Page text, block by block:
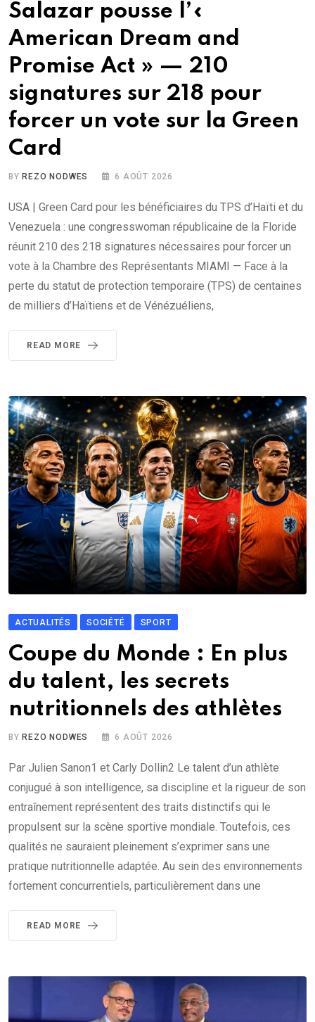
Salazar pousse l’«
American Dream and
Promise Act » — 210
signatures sur 218 pour
forcer un vote sur la Green
Card
BY REZO NODWES 6 AOÛT 2026
USA | Green Card pour les bénéficiaires du TPS d’Haïti et du
Venezuela : une congresswoman républicaine de la Floride
réunit 210 des 218 signatures nécessaires pour forcer un
vote à la Chambre des Représentants MIAMI — Face à la
perte du statut de protection temporaire (TPS) de centaines
de milliers d’Haïtiens et de Vénézuéliens,
READ MORE
ACTUALITÉS SOCIÉTÉ SPORT
Coupe du Monde : En plus
du talent, les secrets
nutritionnels des athlètes
BY REZO NODWES 6 AOÛT 2026
Par Julien Sanon1 et Carly Dollin2 Le talent d’un athlète
conjugué à son intelligence, sa discipline et la rigueur de son
entraînement représentent des traits distinctifs qui le
propulsent sur la scène sportive mondiale. Toutefois, ces
qualités ne sauraient pleinement s’exprimer sans une
pratique nutritionnelle adaptée. Au sein des environnements
fortement concurrentiels, particulièrement dans une
READ MORE